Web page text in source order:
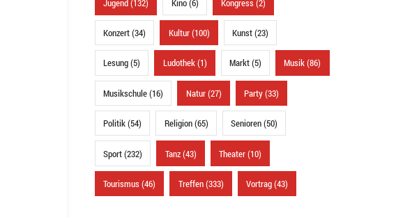
Jugend (132) Kino (6) Kongress (2)
Konzert (34) Kultur (100) Kunst (23)
Lesung (5) Ludothek (1) Markt (5) Musik (86)
Musikschule (16) Natur (27) Party (33)
Politik (54) Religion (65) Senioren (50)
Sport (232) Tanz (43) Theater (10)
Tourismus (46) Treffen (333) Vortrag (43)